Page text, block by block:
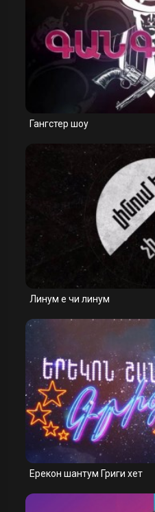
Гангстер шоу
Линум е чи линум
Ерекон шантум Григи хет